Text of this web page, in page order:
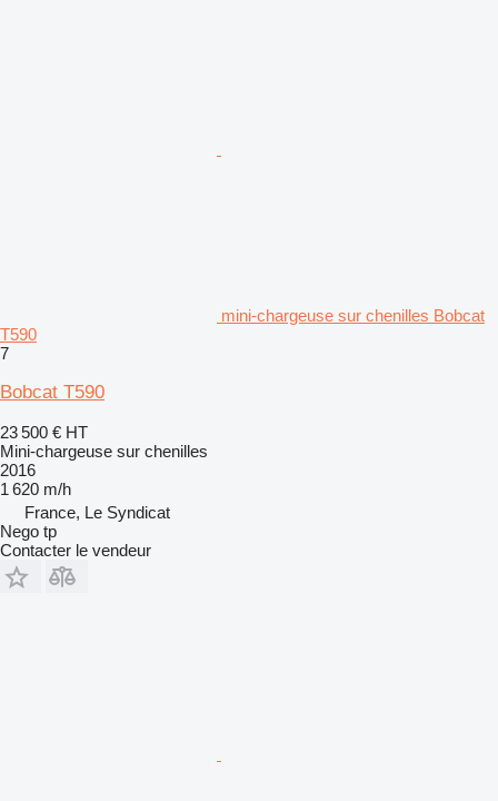
mini-chargeuse sur chenilles Bobcat
T590
7
Bobcat T590
23 500 € HT
Mini-chargeuse sur chenilles
2016
1 620 m/h
France, Le Syndicat
Nego tp
Contacter le vendeur